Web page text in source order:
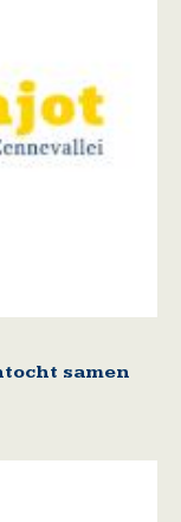
samen